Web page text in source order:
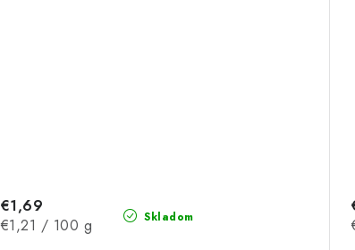
Skladom
€1,69
Jednotková
€1,21 / 100 g